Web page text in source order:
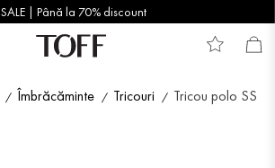
SALE | Până la 70% discount
Îmbrăcăminte Tricouri Tricou polo SS